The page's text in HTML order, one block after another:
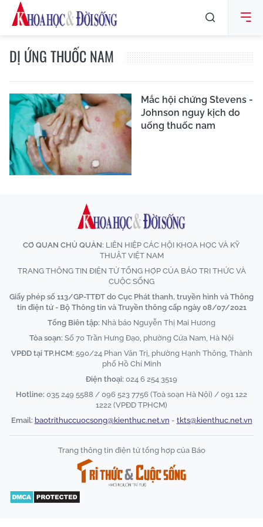
DỊ ỨNG THUỐC NAM
Mắc hội chứng Stevens -
Johnson nguy kịch do
uống thuốc nam
CƠ QUAN CHỦ QUẢN: LIÊN HIỆP CÁC HỘI KHOA HỌC VÀ KỸ
THUẬT VIỆT NAM
TRANG THÔNG TIN ĐIỆN TỬ TỔNG HỢP CỦA BÁO TRI THỨC VÀ
CUỘC SỐNG
Giấy phép số 113/GP-TTĐT do Cục Phát thanh, truyền hình và Thông
tin điện tử - Bộ Thông tin và Truyền thông cấp ngày 08/07/2021
Tổng Biên tập: Nhà báo Nguyễn Thị Mai Hương
Tòa soạn: Số 70 Trần Hưng Đạo, phường Cửa Nam, Hà Nội
VPĐD tại TP.HCM: 590/24 Phan Văn Trị, phường Hạnh Thông, Thành
phố Hồ Chí Minh
Điện thoại: 024 6 254 3519
Hotline: 035 249 5588 / 096 523 7756 (Toà soạn Hà Nội) / 091 122
1222 (VPĐD TPHCM)
Email: baotrithuccuocsong@kienthuc.net.vn - tkts@kienthuc.net.vn
Trang thông tin điện tử tổng hợp của Báo